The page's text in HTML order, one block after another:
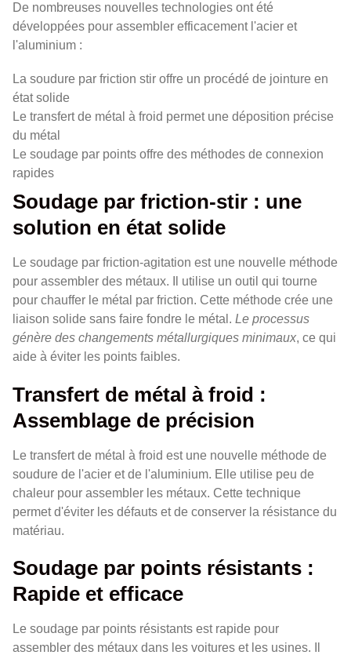
De nombreuses nouvelles technologies ont été
développées pour assembler efficacement l'acier et
l'aluminium :
La soudure par friction stir offre un procédé de jointure en
état solide
Le transfert de métal à froid permet une déposition précise
du métal
Le soudage par points offre des méthodes de connexion
rapides
Soudage par friction-stir : une
solution en état solide
Le soudage par friction-agitation est une nouvelle méthode
pour assembler des métaux. Il utilise un outil qui tourne
pour chauffer le métal par friction. Cette méthode crée une
liaison solide sans faire fondre le métal. Le processus
génère des changements métallurgiques minimaux, ce qui
aide à éviter les points faibles.
Transfert de métal à froid :
Assemblage de précision
Le transfert de métal à froid est une nouvelle méthode de
soudure de l'acier et de l'aluminium. Elle utilise peu de
chaleur pour assembler les métaux. Cette technique
permet d'éviter les défauts et de conserver la résistance du
matériau.
Soudage par points résistants :
Rapide et efficace
Le soudage par points résistants est rapide pour
assembler des métaux dans les voitures et les usines. Il